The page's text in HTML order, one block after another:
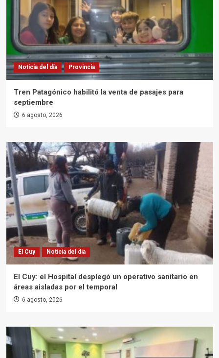
Noticia del día Provincia
Tren Patagónico habilitó la venta de pasajes para
septiembre
6 agosto, 2026
El Cuy Noticia del día
El Cuy: el Hospital desplegó un operativo sanitario en
áreas aisladas por el temporal
6 agosto, 2026